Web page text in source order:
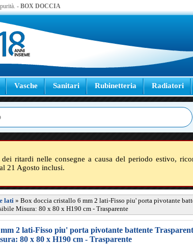
- BOX DOCCIA
Vasche Sanitari Rubinetteria Radiatori
ritardi nelle consegne a causa del periodo estivo,
21 Agosto inclusi.
lati » Box doccia cristallo 6 mm 2 lati-Fisso piu' porta pivotante
Misura: 80 x 80 x H190 cm - Trasparente
2 lati-Fisso piu' porta pivotante battente
80 x 80 x H190 cm - Trasparente